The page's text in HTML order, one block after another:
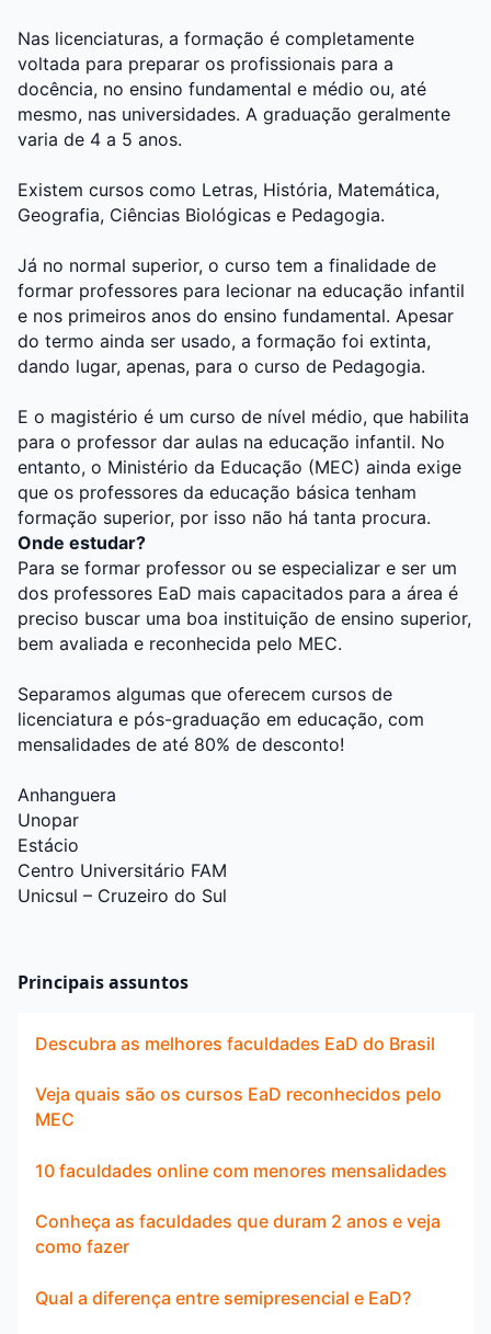
Nas licenciaturas, a formação é completamente
voltada para preparar os profissionais para a
docência, no ensino fundamental e médio ou, até
mesmo, nas universidades. A graduação geralmente
varia de 4 a 5 anos.
Existem cursos como Letras, História, Matemática,
Geografia, Ciências Biológicas e Pedagogia.
Já no normal superior, o curso tem a finalidade de
formar professores para lecionar na educação infantil
e nos primeiros anos do ensino fundamental. Apesar
do termo ainda ser usado, a formação foi extinta,
dando lugar, apenas, para o curso de Pedagogia.
E o magistério é um curso de nível médio, que habilita
para o professor dar aulas na educação infantil. No
entanto, o Ministério da Educação (MEC) ainda exige
que os professores da educação básica tenham
formação superior, por isso não há tanta procura.
Onde estudar?
Para se formar professor ou se especializar e ser um
dos professores EaD mais capacitados para a área é
preciso buscar uma boa instituição de ensino superior,
bem avaliada e reconhecida pelo MEC.
Separamos algumas que oferecem cursos de
licenciatura e pós-graduação em educação, com
mensalidades de até 80% de desconto!
Anhanguera
Unopar
Estácio
Centro Universitário FAM
Unicsul – Cruzeiro do Sul
Principais assuntos
Descubra as melhores faculdades EaD do Brasil
Veja quais são os cursos EaD reconhecidos pelo
MEC
10 faculdades online com menores mensalidades
Conheça as faculdades que duram 2 anos e veja
como fazer
Qual a diferença entre semipresencial e EaD?